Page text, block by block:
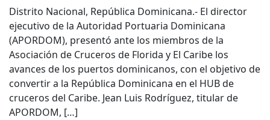
Distrito Nacional, República Dominicana.- El director
ejecutivo de la Autoridad Portuaria Dominicana
(APORDOM), presentó ante los miembros de la
Asociación de Cruceros de Florida y El Caribe los
avances de los puertos dominicanos, con el objetivo de
convertir a la República Dominicana en el HUB de
cruceros del Caribe. Jean Luis Rodríguez, titular de
APORDOM, […]